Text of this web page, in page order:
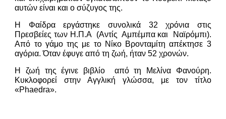
αυτών είναι και ο σύζυγος της.
Η Φαίδρα εργάστηκε συνολικά 32 χρόνια στις
Πρεσβείες των Η.Π.Α (Αντίς Αμπέμπα και Ναϊρόμπι).
Από το γάμο της με το Νίκο Βρονταμίτη απέκτησε 3
αγόρια. Όταν έφυγε από τη ζωή, ήταν 52 χρονών.
Η ζωή της έγινε βιβλίο από τη Μελίνα Φανούρη.
Κυκλοφορεί στην Αγγλική γλώσσα, με τον τίτλο
«Phaedra».